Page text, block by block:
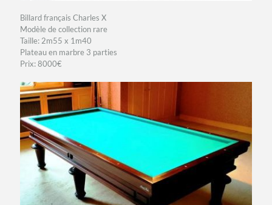
Billard français Charles X
Modèle de collection rare
Taille: 2m55 x 1m40
Plateau en marbre 3 parties
Prix: 8000€